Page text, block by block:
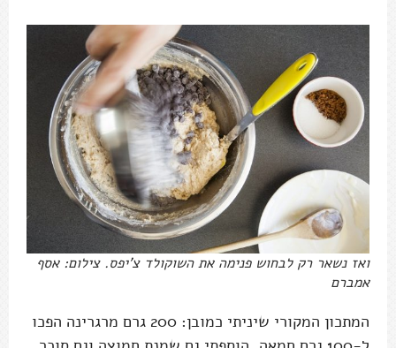
ואז נשאר רק לבחוש פנימה את השוקולד צ'יפס. צילום: אסף
אמברם
המתכון המקורי שיניתי כמובן: 200 גרם מרגרינה הפכו